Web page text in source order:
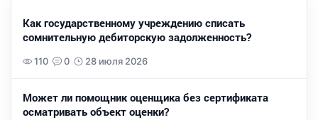
Как государственному учреждению списать
сомнительную дебиторскую задолженность?
110 0 28 июля 2026
Может ли помощник оценщика без сертификата
осматривать объект оценки?